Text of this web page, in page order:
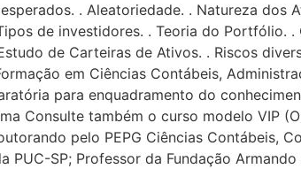
. Aleatoriedade. . Natureza dos
de investidores. . Teoria do Portfólio.
de Carteiras de Ativos. . Riscos
em Ciências Contábeis,
para enquadramento do
Consulte também o curso modelo VIP
pelo PEPG Ciências Contábeis,
SP; Professor da Fundação